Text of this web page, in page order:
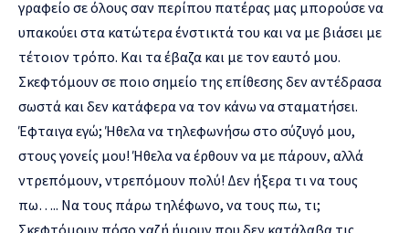
γραφείο σε όλους σαν περίπου πατέρας μας μπορούσε να
υπακούει στα κατώτερα ένστικτά του και να με βιάσει με
τέτοιον τρόπο. Και τα έβαζα και με τον εαυτό μου.
Σκεφτόμουν σε ποιο σημείο της επίθεσης δεν αντέδρασα
σωστά και δεν κατάφερα να τον κάνω να σταματήσει.
Έφταιγα εγώ; Ήθελα να τηλεφωνήσω στο σύζυγό μου,
στους γονείς μου! Ήθελα να έρθουν να με πάρουν, αλλά
ντρεπόμουν, ντρεπόμουν πολύ! Δεν ήξερα τι να τους
πω….. Να τους πάρω τηλέφωνο, να τους πω, τι;
Σκεφτόμουν πόσο χαζή ήμουν που δεν κατάλαβα τις